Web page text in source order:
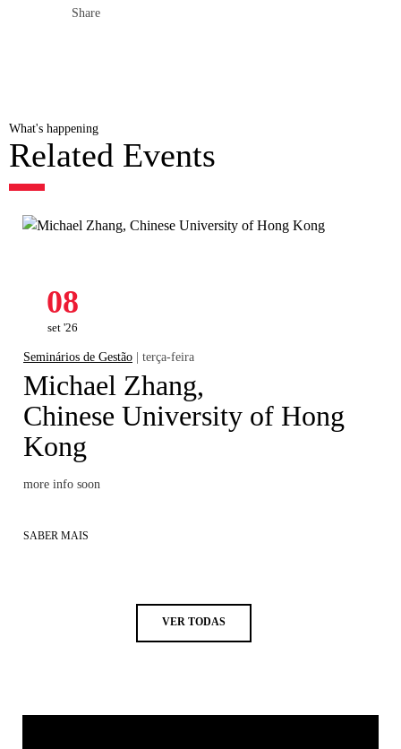
Share
What's happening
Related Events
08
set '26
Seminários de Gestão | terça-feira
Michael Zhang,
Chinese University of Hong
Kong
more info soon
SABER MAIS
VER TODAS